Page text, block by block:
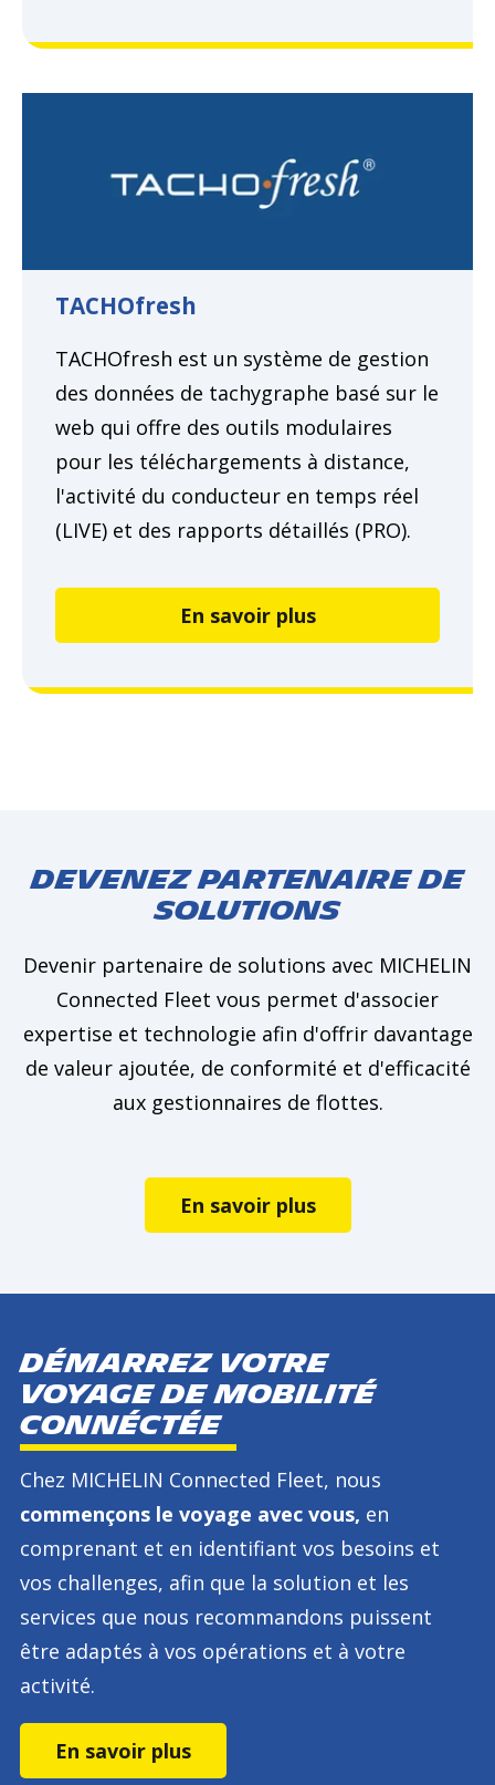
TACHOfresh
TACHOfresh est un système de gestion
des données de tachygraphe basé sur le
web qui offre des outils modulaires
pour les téléchargements à distance,
l'activité du conducteur en temps réel
(LIVE) et des rapports détaillés (PRO).
En savoir plus
Devenez partenaire de
solutions
Devenir partenaire de solutions avec MICHELIN
Connected Fleet vous permet d'associer
expertise et technologie afin d'offrir davantage
de valeur ajoutée, de conformité et d'efficacité
aux gestionnaires de flottes.
En savoir plus
DÉMARREZ VOTRE
voyage de mobilité
connéctée
Chez MICHELIN Connected Fleet, nous
commençons le voyage avec vous, en
comprenant et en identifiant vos besoins et
vos challenges, afin que la solution et les
services que nous recommandons puissent
être adaptés à vos opérations et à votre
activité.
En savoir plus